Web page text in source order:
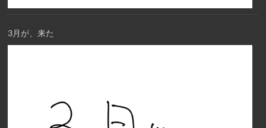
3月が、来た